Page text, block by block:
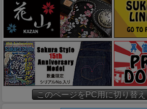
このページをPC用に切り替え